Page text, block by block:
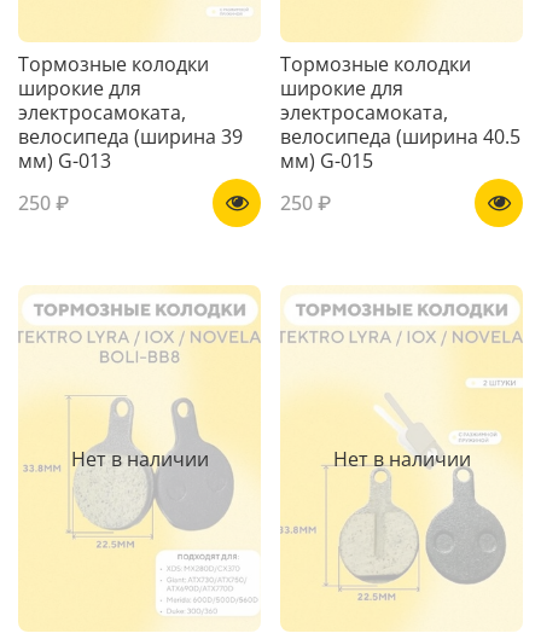
Тормозные колодки
широкие для
электросамоката,
велосипеда (ширина 39
мм) G-013
250 ₽
Тормозные колодки
широкие для
электросамоката,
велосипеда (ширина 40.5
мм) G-015
250 ₽
Нет в наличии Нет в наличии